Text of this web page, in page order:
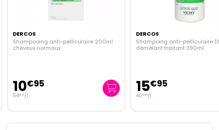
DERCOS
Shampooing anti-pelliculaire 200ml
cheveux normaux
10€95
54€75/l.
DERCOS
Shampoing anti-pelliculaire
démêlant traitant 390ml
15€95
40€90/l.